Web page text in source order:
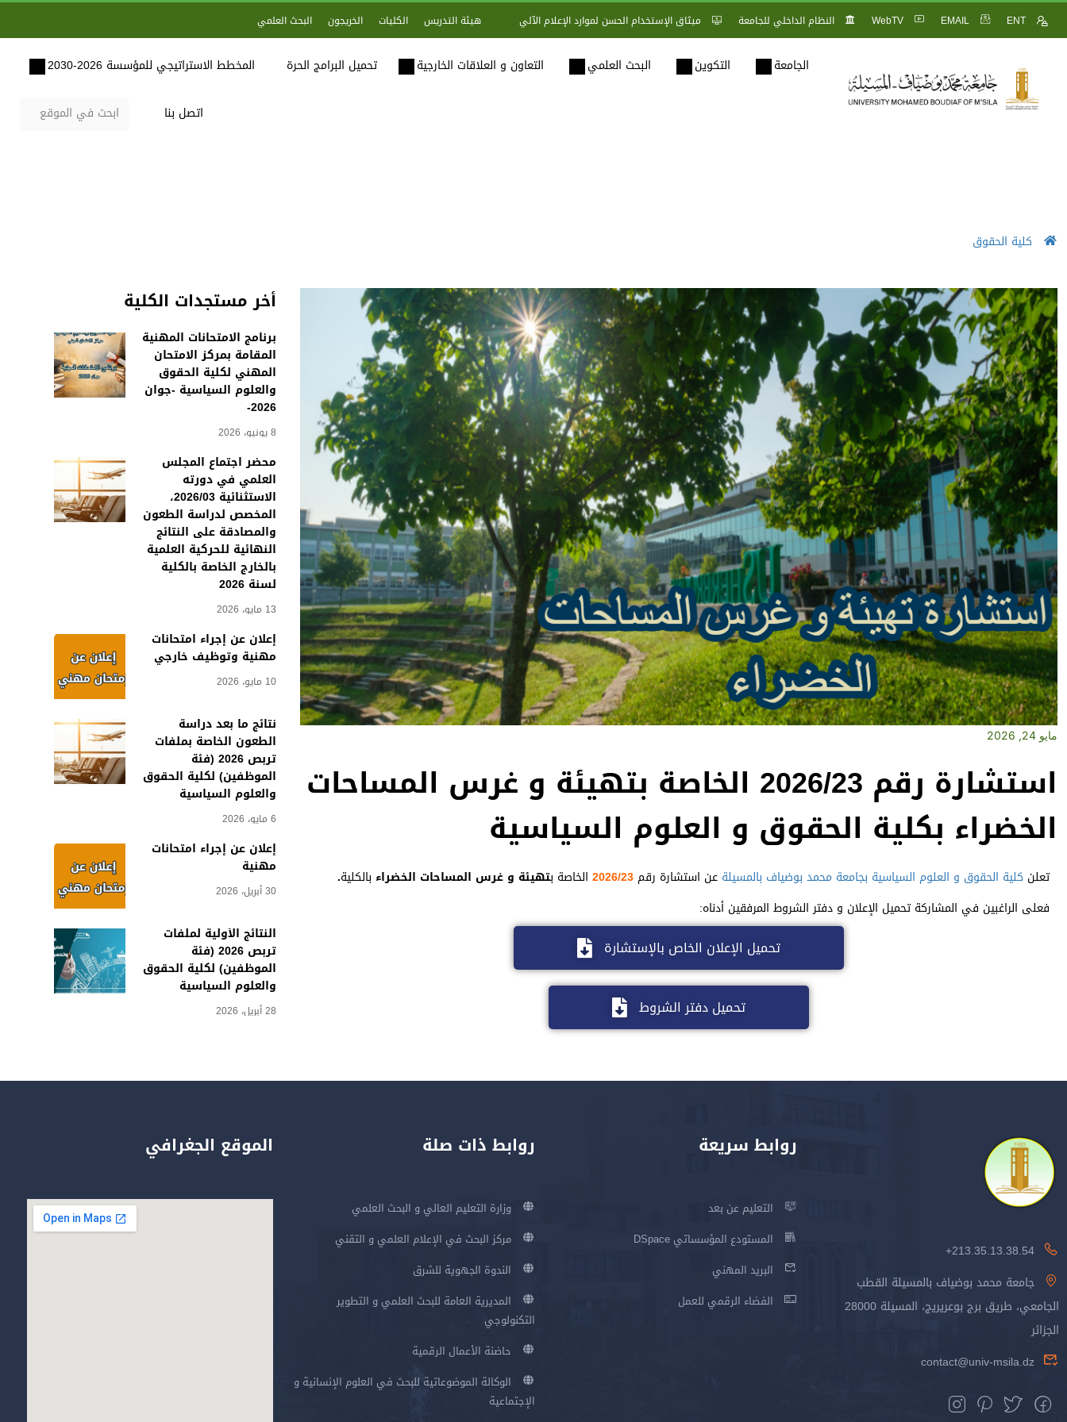
ENT
EMAIL
WebTV النظام الداخلي للجامعة ميثاق الإستخدام الحسن لموارد الإعلام الآلي هيئة التدريس الكليات الخريجون البحث العلمي
الجامعة التكوين البحث العلمي التعاون و العلاقات الخارجية تحميل البرامج الحرة المخطط الاستراتيجي للمؤسسة 2026-2030
اتصل بنا
كلية الحقوق
أخر مستجدات الكلية
برنامج الامتحانات المهنية
المقامة بمركز الامتحان
المهني لكلية الحقوق
والعلوم السياسية -جوان
2026-
8 يونيو، 2026
محضر اجتماع المجلس
العلمي في دورته
الاستثنائية 2026/03،
المخصص لدراسة الطعون
والمصادقة على النتائج
النهائية للحركية العلمية
بالخارج الخاصة بالكلية
لسنة 2026
13 مايو، 2026
إعلان عن إجراء امتحانات
مهنية وتوظيف خارجي
10 مايو، 2026
نتائج ما بعد دراسة
الطعون الخاصة بملفات
تربص 2026 (فئة
الموظفين) لكلية الحقوق
والعلوم السياسية
6 مايو، 2026
إعلان عن إجراء امتحانات
مهنية
30 أبريل، 2026
النتائج الأولية لملفات
تربص 2026 (فئة
الموظفين) لكلية الحقوق
والعلوم السياسية
28 أبريل، 2026
مايو 24, 2026
استشارة رقم 2026/23 الخاصة بتهيئة و غرس المساحات
الخضراء بكلية الحقوق و العلوم السياسية
تعلن كلية الحقوق و العلوم السياسية بجامعة محمد بوضياف بالمسيلة عن استشارة رقم2026/23 الخاصة بتهيئة و غرس المساحات الخضراء بالكلية.
فعلى الراغبين في المشاركة تحميل الإعلان و دفتر الشروط المرفقين أدناه:
تحميل الإعلان الخاص بالإستشارة
تحميل دفتر الشروط
213.35.13.38.54+
جامعة محمد بوضياف بالمسيلة القطب
الجامعي، طريق برج بوعريريج، المسيلة 28000
الجزائر
contact@univ-msila.dz
روابط سريعة
التعليم عن بعد
المستودع المؤسساتي DSpace
البريد المهني
الفضاء الرقمي للعمل
روابط ذات صلة
وزارة التعليم العالي و البحث العلمي
مركز البحث في الإعلام العلمي و التقني
الندوة الجهوية للشرق
المديرية العامة للبحث العلمي و التطوير
التكنولوجي
حاضنة الأعمال الرقمية
الوكالة الموضوعاتية للبحث في العلوم الإنسانية و
الإجتماعية
الموقع الجغرافي